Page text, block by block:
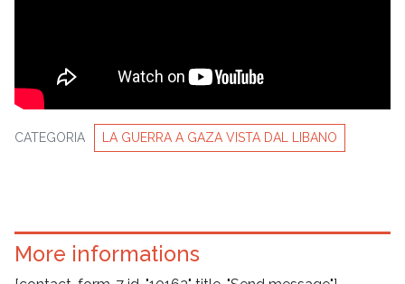
CATEGORIA LA GUERRA A GAZA VISTA DAL LIBANO
More informations